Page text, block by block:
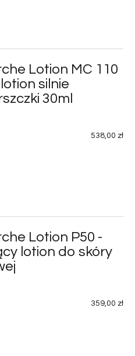
Lotion MC 110
lotion silnie
30ml
538,00 zł
Lotion P50 -
lotion do skóry
359,00 zł